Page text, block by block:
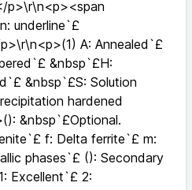
p>\r\n<p><span
underline`£
A: Annealed`£
&nbsp`£H:
&nbsp`£S: Solution
hardened
&nbsp`£Optional.
f: Delta ferrite`£ m:
phases`£ (): Secondary
Excellent`£ 2: